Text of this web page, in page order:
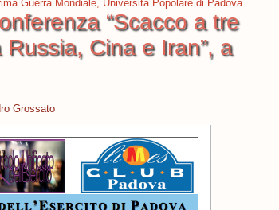
Guerra Mondiale, Università Popolare di Padova
“Scacco a tre
Cina e Iran”, a
Grossato